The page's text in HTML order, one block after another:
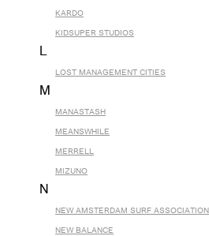
KARDO
KIDSUPER STUDIOS
L
LOST MANAGEMENT CITIES
M
MANASTASH
MEANSWHILE
MERRELL
MIZUNO
N
NEW AMSTERDAM SURF ASSOCIATION
NEW BALANCE